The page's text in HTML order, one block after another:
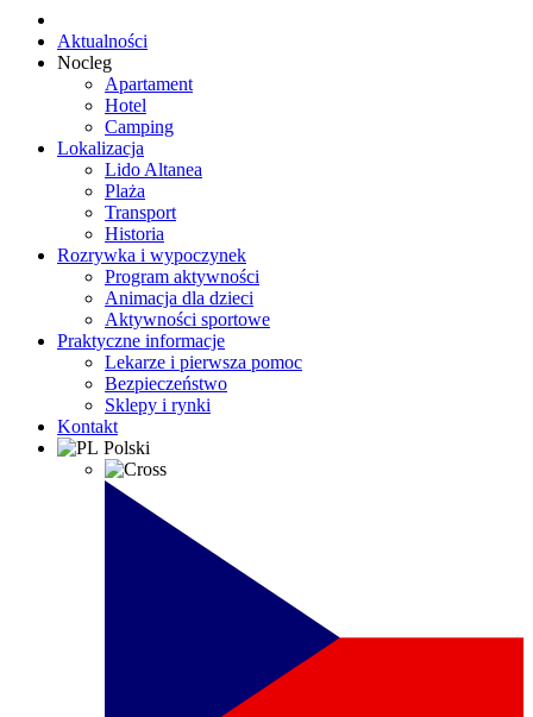
Aktualności
Nocleg
Apartament
Hotel
Camping
Lokalizacja
Lido Altanea
Plaża
Transport
Historia
Rozrywka i wypoczynek
Program aktywności
Animacja dla dzieci
Aktywności sportowe
Praktyczne informacje
Lekarze i pierwsza pomoc
Bezpieczeństwo
Sklepy i rynki
Kontakt
Polski